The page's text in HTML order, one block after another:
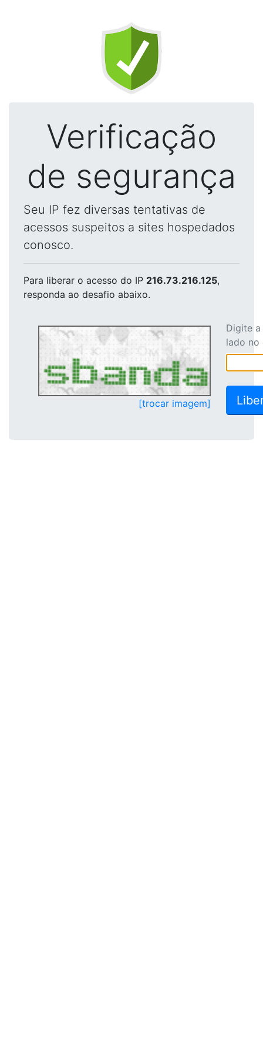
Verificação
de segurança
Seu IP fez diversas tentativas de
acessos suspeitos a sites hospedados
conosco.
Para liberar o acesso do IP 216.73.216.125,
responda ao desafio abaixo.
[trocar imagem]
Digite
lado no